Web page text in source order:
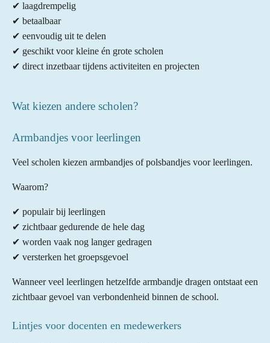
✔ laagdrempelig
✔ betaalbaar
✔ eenvoudig uit te delen
✔ geschikt voor kleine én grote scholen
✔ direct inzetbaar tijdens activiteiten en projecten
Wat kiezen andere scholen?
Armbandjes voor leerlingen
Veel scholen kiezen armbandjes of polsbandjes voor leerlingen.
Waarom?
✔ populair bij leerlingen
✔ zichtbaar gedurende de hele dag
✔ worden vaak nog langer gedragen
✔ versterken het groepsgevoel
Wanneer veel leerlingen hetzelfde armbandje dragen ontstaat een
zichtbaar gevoel van verbondenheid binnen de school.
Lintjes voor docenten en medewerkers